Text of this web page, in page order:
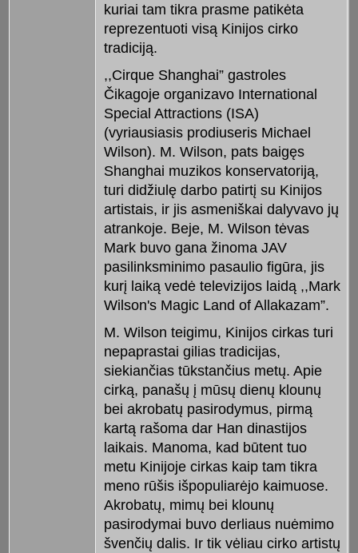
kuriai tam tikra prasme patikėta
reprezentuoti visą Kinijos cirko
tradiciją.
,,Cirque Shanghai” gastroles
Čikagoje organizavo International
Special Attractions (ISA)
(vyriausiasis prodiuseris Michael
Wilson). M. Wilson, pats baigęs
Shanghai muzikos konservatoriją,
turi didžiulę darbo patirtį su Kinijos
artistais, ir jis asmeniškai dalyvavo jų
atrankoje. Beje, M. Wilson tėvas
Mark buvo gana žinoma JAV
pasilinksminimo pasaulio figūra, jis
kurį laiką vedė televizijos laidą ,,Mark
Wilson's Magic Land of Allakazam”.
M. Wilson teigimu, Kinijos cirkas turi
nepaprastai gilias tradicijas,
siekiančias tūkstančius metų. Apie
cirką, panašų į mūsų dienų klounų
bei akrobatų pasirodymus, pirmą
kartą rašoma dar Han dinastijos
laikais. Manoma, kad būtent tuo
metu Kinijoje cirkas kaip tam tikra
meno rūšis išpopuliarėjo kaimuose.
Akrobatų, mimų bei klounų
pasirodymai buvo derliaus nuėmimo
švenčių dalis. Ir tik vėliau cirko artistų